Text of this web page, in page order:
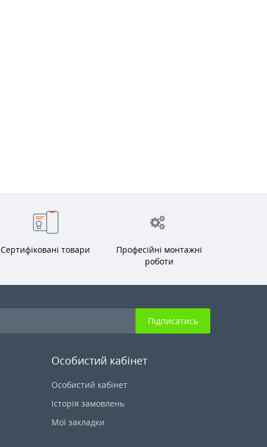
Сертифіковані товари
Професійні монтажні
роботи
Підписатись
Особистий кабінет
Особистий кабінет
Історія замовлень
Мої закладки